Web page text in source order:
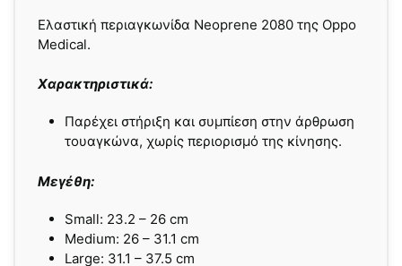
Ελαστική περιαγκωνίδα Neoprene 2080 της Oppo
Medical.
Χαρακτηριστικά:
Παρέχει στήριξη και συμπίεση στην άρθρωση
τουαγκώνα, χωρίς περιορισμό της κίνησης.
Μεγέθη:
Small: 23.2 – 26 cm
Medium: 26 – 31.1 cm
Large: 31.1 – 37.5 cm